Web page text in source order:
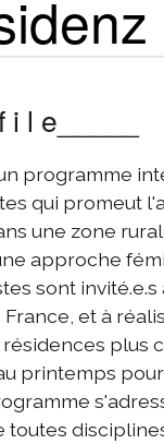
janvier 2026
novembre
Berlin
Berlin-Die
septembre
i l e_____
programme
qui promeut
une zone
approche
sont
France, et à
résidences plus
printemps
toutes